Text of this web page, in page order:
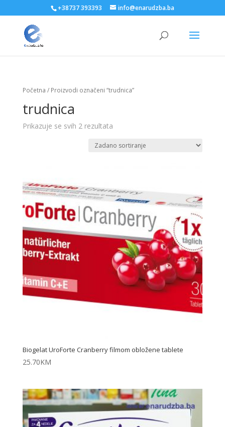
+38737 393393 info@enarudzba.ba
Početna / Proizvodi označeni “trudnica”
trudnica
Prikazuje se svih 2 rezultata
Biogelat UroForte Cranberry filmom obložene tablete
25.70KM